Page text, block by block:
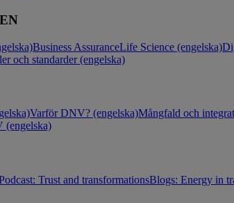
Business AssuranceLife Science (engelska)
och standarder (engelska)
Varför DNV? (engelska)Mångfald och
Trust and transformationsBlogs: Energy in